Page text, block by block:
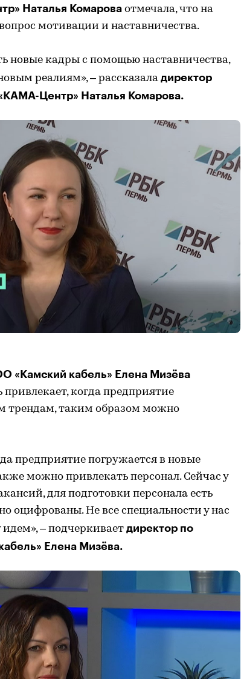
Наталья Комарова отмечала, что на
мотивации и наставничества.
новые кадры с помощью наставничества,
реалиям», – рассказала директор
Центр» Наталья Комарова.
«Камский кабель» Елена Мизёва
когда предприятие
трендам, таким образом можно
предприятие погружается в новые
можно привлекать персонал. Сейчас у
для подготовки персонала есть
оцифрованы. Не все специальности у нас
– подчеркивает директор по
Елена Мизёва.